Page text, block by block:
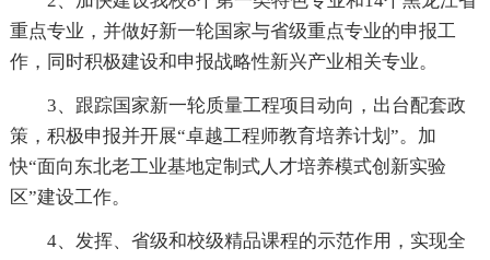
重点专业，并做好新一轮国家与省级重点专业的申报工
作，同时积极建设和申报战略性新兴产业相关专业。
3、跟踪国家新一轮质量工程项目动向，出台配套政
策，积极申报并开展“卓越工程师教育培养计划”。加
快“面向东北老工业基地定制式人才培养模式创新实验
区”建设工作。
4、发挥、省级和校级精品课程的示范作用，实现全